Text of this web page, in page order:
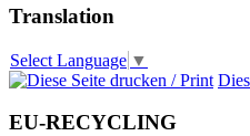
Translation
Select Language ▼
EU-RECYCLING